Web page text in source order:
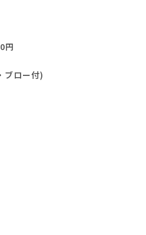
円
ブロー付)